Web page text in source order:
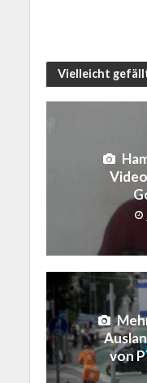
Vielleicht
von